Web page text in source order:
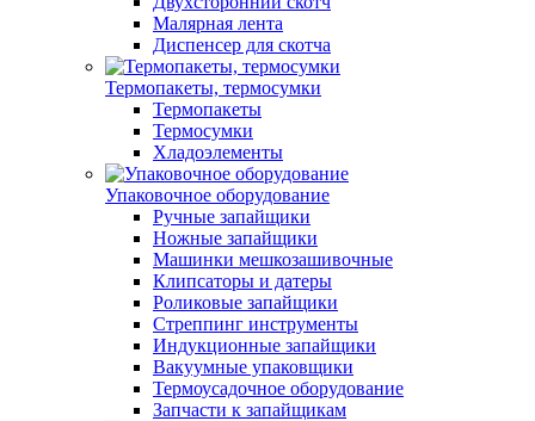
Малярная лента
Диспенсер для скотча
Термопакеты, термосумки
Термопакеты
Термосумки
Хладоэлементы
Упаковочное оборудование
Ручные запайщики
Ножные запайщики
Машинки мешкозашивочные
Клипсаторы и датеры
Роликовые запайщики
Стреппинг инструменты
Индукционные запайщики
Вакуумные упаковщики
Термоусадочное оборудование
Запчасти к запайщикам